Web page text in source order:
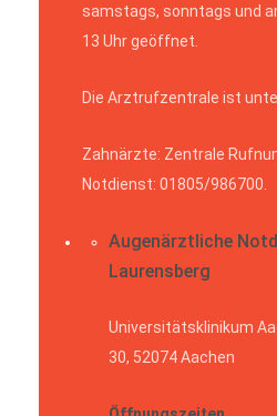
samstags, sonntags und
13 Uhr geöffnet.
Die Arztrufzentrale ist
Zahnärzte: Zentrale
Notdienst: 01805/986700.
Augenärztliche
Laurensberg
Universitätsklinikum
30, 52074 Aachen